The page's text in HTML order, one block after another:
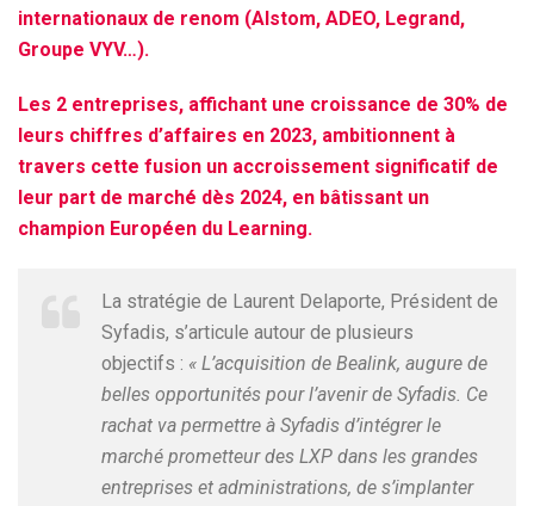
internationaux de renom (Alstom, ADEO, Legrand,
Groupe VYV…).
Les 2 entreprises, affichant une croissance de 30% de
leurs chiffres d’affaires en 2023, ambitionnent à
travers cette fusion un accroissement significatif de
leur part de marché dès 2024, en bâtissant un
champion Européen du Learning.
La stratégie de Laurent Delaporte, Président de
Syfadis, s’articule autour de plusieurs
objectifs : « L’acquisition de Bealink, augure de
belles opportunités pour l’avenir de Syfadis. Ce
rachat va permettre à Syfadis d’intégrer le
marché prometteur des LXP dans les grandes
entreprises et administrations, de s’implanter